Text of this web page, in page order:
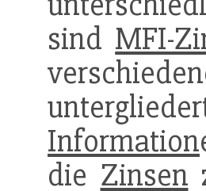
sind MFI-
Information
die Zinsen